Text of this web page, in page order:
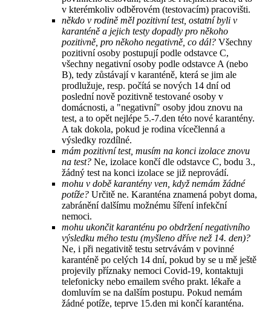
v kterémkoliv odběrovém (testovacím) pracovišti.
někdo v rodině měl pozitivní test, ostatní byli v
karanténě a jejich testy dopadly pro někoho
pozitivně, pro někoho negativně, co dál? Všechny
pozitivní osoby postupují podle odstavce C,
všechny negativní osoby podle odstavce A (nebo
B), tedy zůstávají v karanténě, která se jim ale
prodlužuje, resp. počítá se nových 14 dní od
poslední nově pozitivně testované osoby v
domácnosti, a "negativní" osoby jdou znovu na
test, a to opět nejlépe 5.-7.den této nové karantény.
A tak dokola, pokud je rodina vícečlenná a
výsledky rozdílné.
mám pozitivní test, musím na konci izolace znovu
na test? Ne, izolace končí dle odstavce C, bodu 3.,
žádný test na konci izolace se již neprovádí.
mohu v době karantény ven, když nemám žádné
potíže? Určitě ne. Karanténa znamená pobyt doma,
zabránění dalšímu možnému šíření infekční
nemoci.
mohu ukončit karanténu po obdržení negativního
výsledku mého testu (myšleno dříve než 14. den)?
Ne, i při negativitě testu setrvávám v povinné
karanténě po celých 14 dní, pokud by se u mě ještě
projevily příznaky nemoci Covid-19, kontaktuji
telefonicky nebo emailem svého prakt. lékaře a
domluvím se na dalším postupu. Pokud nemám
žádné potíže, teprve 15.den mi končí karanténa.